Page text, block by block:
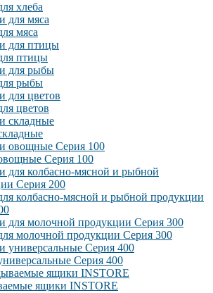
хлеба
мяса
птицы
рыбы
цветов
Серия 100
колбасно-мясной и рыбной продукции
молочной продукции Серия 300
Серия 400
ящики INSTORE